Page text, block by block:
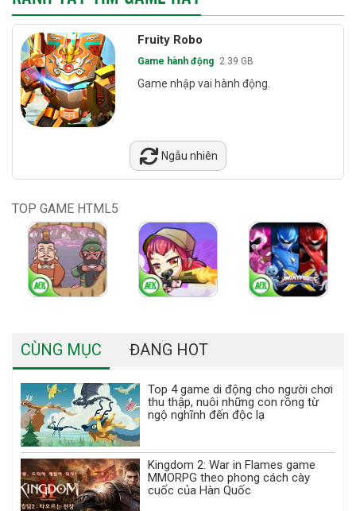
Fruity Robo
Game hành động 2.39 GB
Game nhập vai hành động.
Ngẫu nhiên
TOP GAME HTML5
CÙNG MỤC ĐANG HOT
Top 4 game di động cho người chơi
thu thập, nuôi những con rồng từ
ngộ nghĩnh đến độc lạ
Kingdom 2: War in Flames game
MMORPG theo phong cách cày
cuốc của Hàn Quốc